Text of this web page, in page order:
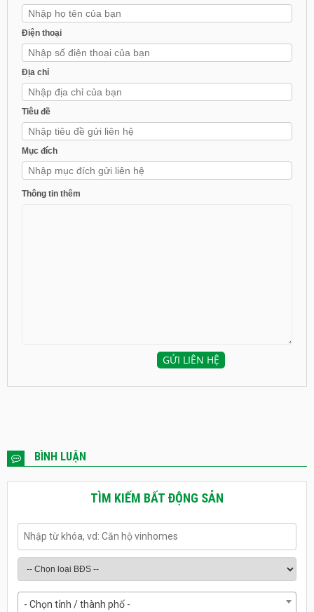
Điện thoại
Địa chỉ
Tiêu đề
Mục đích
Thông tin thêm
BÌNH LUẬN
TÌM KIẾM BẤT ĐỘNG SẢN
- Chọn tỉnh / thành phố -